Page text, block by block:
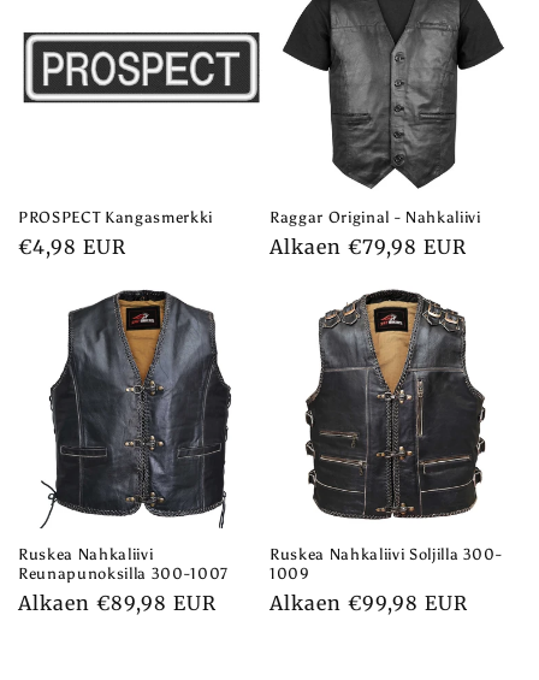
PROSPECT Kangasmerkki
Normaalihinta
€4,98 EUR
Raggar Original - Nahkaliivi
Normaalihinta
Alkaen €79,98 EUR
Ruskea Nahkaliivi
Reunapunoksilla 300-1007
Normaalihinta
Alkaen €89,98 EUR
Ruskea Nahkaliivi Soljilla 300-
1009
Normaalihinta
Alkaen €99,98 EUR